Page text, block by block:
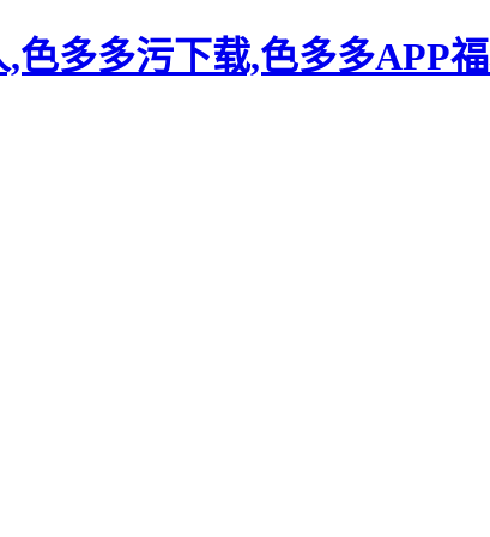
多多污下载,色多多APP